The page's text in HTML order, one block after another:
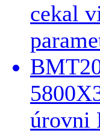
cekal
úrovni